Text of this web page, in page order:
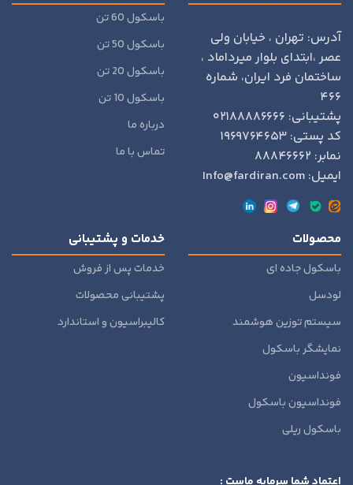
آدرس: تهران ، خیابان ولی
عصر ،ابتدای بلوار میرداماد ،
ساختمان فرد ایران، شماره
۴۶۶
پشتیبانی: ۰۲۱۸۸۸۸۶۶۶۶
کد پستی: ۱۹۶۹۷۶۴۶۵۳
نمابر: ۸۸۸۴۶۶۶۲
ایمیل: Info@fardiran.com
باسکول 60 تن
باسکول 50 تن
باسکول 20 تن
باسکول 10 تن
درباره ما
تماس با ما
محصولات
باسکول جاده ای
لودسل
سیستم توزین هوشمند
نمایشگر باسکول
فونداسیون
فونداسیون باسکول
باسکول ریلی
خدمات و پشتیبانی
خدمات پس از فروش
پشتیبانی محصولات
کالیبراسیون و استاندارد